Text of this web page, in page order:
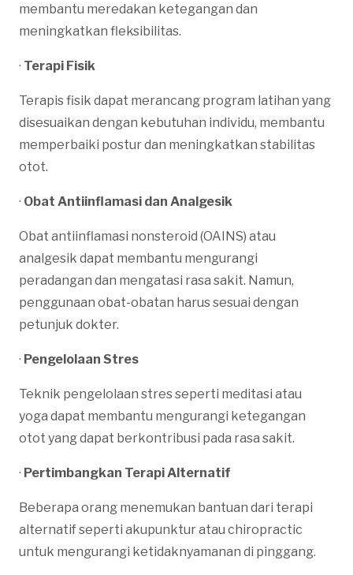
membantu meredakan ketegangan dan
meningkatkan fleksibilitas.
· Terapi Fisik
Terapis fisik dapat merancang program latihan yang
disesuaikan dengan kebutuhan individu, membantu
memperbaiki postur dan meningkatkan stabilitas
otot.
· Obat Antiinflamasi dan Analgesik
Obat antiinflamasi nonsteroid (OAINS) atau
analgesik dapat membantu mengurangi
peradangan dan mengatasi rasa sakit. Namun,
penggunaan obat-obatan harus sesuai dengan
petunjuk dokter.
· Pengelolaan Stres
Teknik pengelolaan stres seperti meditasi atau
yoga dapat membantu mengurangi ketegangan
otot yang dapat berkontribusi pada rasa sakit.
· Pertimbangkan Terapi Alternatif
Beberapa orang menemukan bantuan dari terapi
alternatif seperti akupunktur atau chiropractic
untuk mengurangi ketidaknyamanan di pinggang.